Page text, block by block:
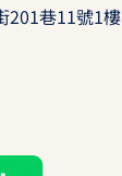
201巷11號1樓